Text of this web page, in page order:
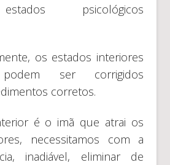
psicológicos
os estados interiores
podem ser corrigidos
corretos.
é o imã que atrai os
necessitamos com a
inadiável, eliminar de